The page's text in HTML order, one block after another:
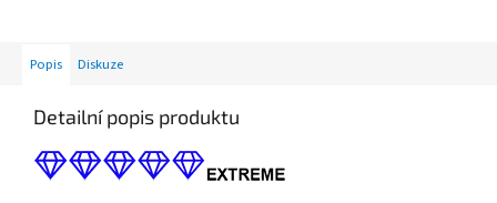
Popis Diskuze
Detailní popis produktu